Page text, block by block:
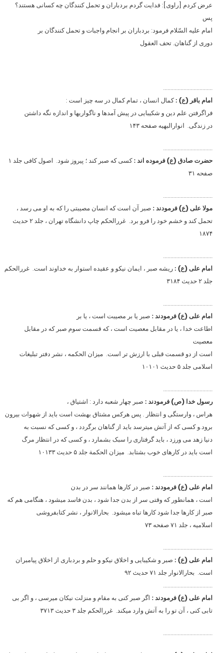
عرض کردم [راوى‏]: فدایت گردم بردباران و تحمل‏ کنندگان چه کسانى هستند؟
پس
امام علیه السّلام فرمود: بردباران بر انجام واجبات و تحمل‏ کنندگان بر
دورى از گناهان. تحف العقول
…………………………….
امام باقر (ع) :کمال انسان ، تمام کمال در سه چیز است :
فراگرفتن علم دین و شکیبایی در پیش آمدها و ناگواریها و اندازه نگه داشتن
در زندگی. انوارالبهیه صفحه ۱۴۳
…………………………….
حضرت صادق (ع) فرموده اند :
کسى که صبر کند ؛ پیروز شود. اصول کافى جلد ۱
صفحه ۳۱
…………………………….
مولا علی (ع) فرمودند : صبر آن است که انسان مصیبتی را که به او می رسد ،
تحمل کند و خشم خود را فرو برد. غررالحکم چاپ دانشگاه تهران ، جلد ۲ حدیث
۱۸۷۴
…………………………….
امام علی (ع) : ریشه صبر ، ایمان نیکو و عقیده استوار به خداوند است. غررالحکم
جلد ۲ حدیث ۳۱۸۴
…………………………….
امام علی (ع) فرمودند : صبر یا بر مصیبت است ، یا بر
اطاعت خدا ، یا در مقابل معصیت است ، که قسمت سوم صبر که در مقابل
معصیت
است از دو قسمت قبلی با ارزش تر است. میزان الحکمه ، نشر دفتر تبلیغات
اسلامی جلد ۵ حدیث ۱۰۱۰۱
…………………………….
رسول خدا (ص) فرمودند : صبر چهار شعبه دارد : اشتیاق ،
هراس ، وارستگی و انتظار . پس هرکس مشتاق بهشت است باید از شهوات بیرون
برود.و کسی که از آتش میترسد باید از گناهان برگردد ، و کسی که نسبت به
دنیا زهد می ورزد ، باید گرفتاری را سبک بشمارد ، و کسی که در انتظار مرگ
است باید در کارهای خوب بشتابد. میزان الحکمة جلد ۵ حدیث ۱۰۱۳۳
…………………………….
امام علی (ع) فرمودند : صبر در کارها همانند سر در بدن
است ، همانطور که وقتی سر از بدن جدا شود ، بدن فاسد میشود ، هنگامی هم که
صبر از کارها جدا شود کارها تباه میشود. بحارالانوار ، نشر کتابفروشی
اسلامیه ، جلد ۷۱ صفحه ۷۳
…………………………….
امام علی (ع) : صبر و شکیبایی و اخلاق نیکو و حلم و بردباری از اخلاق پیامبران
است. بحارالانوار جلد ۷۱ حدیث ۹۲
…………………………….
امام علی (ع) فرمودند : اگر صبر کنی به مقام و منزلت نیکان میرسی ، و اگر بی
تابی کنی ، آن تو را به آتش وارد میکند. غررالحکم جلد ۳ حدیث ۳۷۱۳
…………………………….